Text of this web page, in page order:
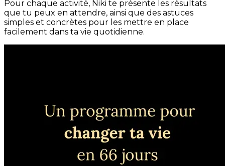
Pour chaque activité, Niki te présente les résultats
que tu peux en attendre, ainsi que des astuces
simples et concrètes pour les mettre en place
facilement dans ta vie quotidienne.